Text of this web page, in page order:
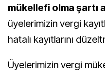
mükellefi olma şartı
üyelerimizin vergi
hatalı kayıtlarını
Üyelerimizin vergi